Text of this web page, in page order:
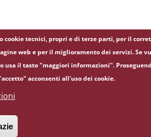
cookie tecnici, propri e di terze parti, per il
web e per il miglioramento dei servizi. Se
usa il tasto "maggiori informazioni".
acconsenti all'uso dei cookie.